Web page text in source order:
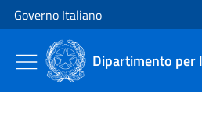
Vai al contenuto
Vai alla navigazione del sito
Governo Italiano
Dipartimento per